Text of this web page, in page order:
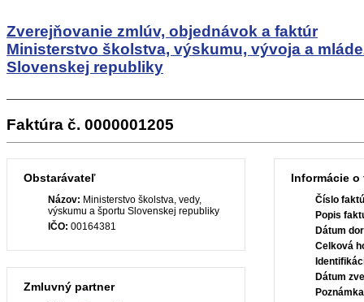
Zverejňovanie zmlúv, objednávok a faktúr
Ministerstvo školstva, výskumu, vývoja a
Slovenskej republiky
Faktúra č. 0000001205
Obstarávateľ
Názov: Ministerstvo školstva, vedy,
výskumu a športu Slovenskej republiky
IČO: 00164381
Zmluvný partner
Informácie o
Číslo
Popis
Dátum
Celková
Dátum